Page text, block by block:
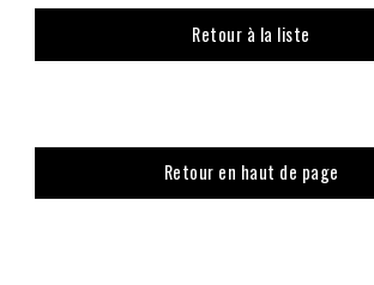
Retour à la liste
Retour en haut de page